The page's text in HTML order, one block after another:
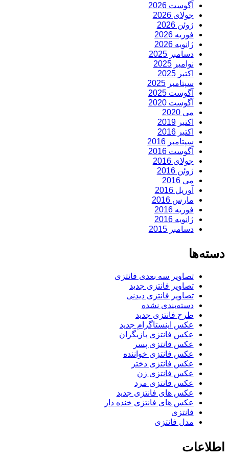
آگوست 2026
جولای 2026
ژوئن 2026
فوریه 2026
ژانویه 2026
دسامبر 2025
نوامبر 2025
اکتبر 2025
سپتامبر 2025
آگوست 2025
آگوست 2020
می 2020
اکتبر 2019
اکتبر 2016
سپتامبر 2016
آگوست 2016
جولای 2016
ژوئن 2016
می 2016
آوریل 2016
مارس 2016
فوریه 2016
ژانویه 2016
دسامبر 2015
دسته‌ها
تصاویر سه بعدی فانتزی
تصاویر فانتزی جدید
تصاویر فانتزی دیدنی
دسته‌بندی نشده
طرح فانتزی جدید
عکس اینستاگرام جدید
عکس فانتزی بازیگران
عکس فانتزی پسر
عکس فانتزی خواننده
عکس فانتزی دختر
عکس فانتزی زن
عکس فانتزی مرد
عکس های فانتزی جدید
عکس های فانتزی خنده دار
فانتزی
مدل فانتزی
اطلاعات